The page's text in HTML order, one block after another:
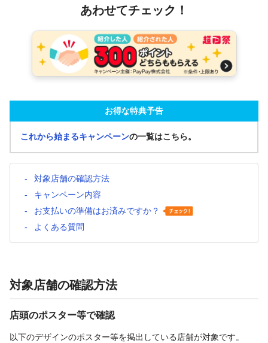
あわせてチェック！
お得な特典予告
これから始まるキャンペーンの一覧はこちら。
対象店舗の確認方法
キャンペーン内容
お支払いの準備はお済みですか？
よくある質問
対象店舗の確認方法
店頭のポスター等で確認
以下のデザインのポスター等を掲出している店舗が対象です。